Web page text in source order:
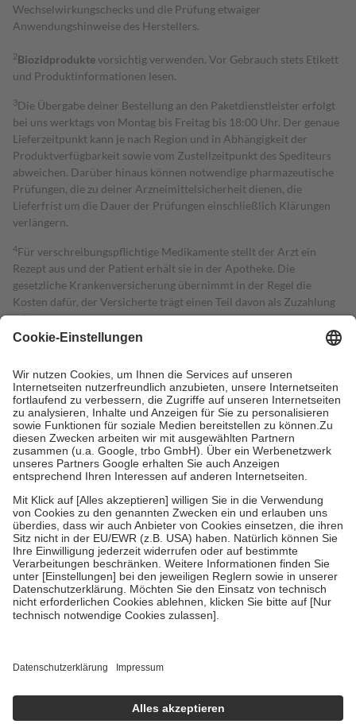
Wechselwirkungschecks und die Prüfung etwaiger
Anwendungshinweise des Herstellers.
2Biozidproduktevorsichtig verwenden. Vor Gebrauch stets Etikett
und Produktinformationen lesen.
3Die Übergabe deiner Bestellung an den Paketdienstleister erfolgt
bei uns werktags von Montag bis Freitag bis 18:00 Uhr. Der genaue
Lieferzeitpunkt kann je nach Region und in Abhängigkeit der
Produktverfügbarkeit sowie vom Zustellzeitpunkt des Spediteurs
abweichen. Darüber hinaus können notwendige pharmazeutische
Prüfungen, die zu deiner Arzneimittelsicherheit dienen, die
Lieferfrist um die Dauer der Prüfungen einschließlich Klärungen
verlängern.
4Für verschreibungspflichtige Medikamente stellt der Arzt ein
Rezept aus und der Patient erhält sie in der Apotheke. Die
gesetzliche Krankenversicherung übernimmt in der Regel die
Kosten dafür, der Versicherte trägt einen Teil davon als Zuzahlung
mit.
Grundsätzlich leisten Mitglieder Zuzahlungen in Höhe von zehn
höchstens zehn Euro.
Es sind jedoch nie mehr als die tatsächlichen
Kosten der Leistung zu entrichten.
Diese Regeln gelten grundsätzlich auch für Online-Apotheken.
Bei Heilmitteln und häuslicher Krankenpflege beträgt die
Zuzahlung zehn Prozent der Kosten sowie zehn Euro je
Verordnung.
Um das Engagement der Versicherten für ihre eigene Gesundheit zu
stärken und die besondere Stellung der Familie zu unterstützen,
fallenkeine Zuzahlungenan bei:
• Kindern und Jugendlichen bis zum vollendeten 18. Lebensjahr
mit Ausnahme der Fahrkosten
• Untersuchungen zur Vorsorge und Früherkennung, die von der
GKV getragen werden
• empfohlenen Schutzimpfungen
• Harn- und Blutteststreifen
getroffen, um sicherzustellen, dass es sich um echte Bewertungen
https://help.etrusted.com/hc/de/articles/4419944605341